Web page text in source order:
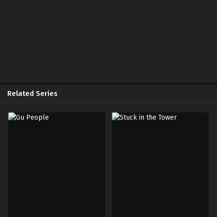
Chapter 25
July 1, 2025
Related Series